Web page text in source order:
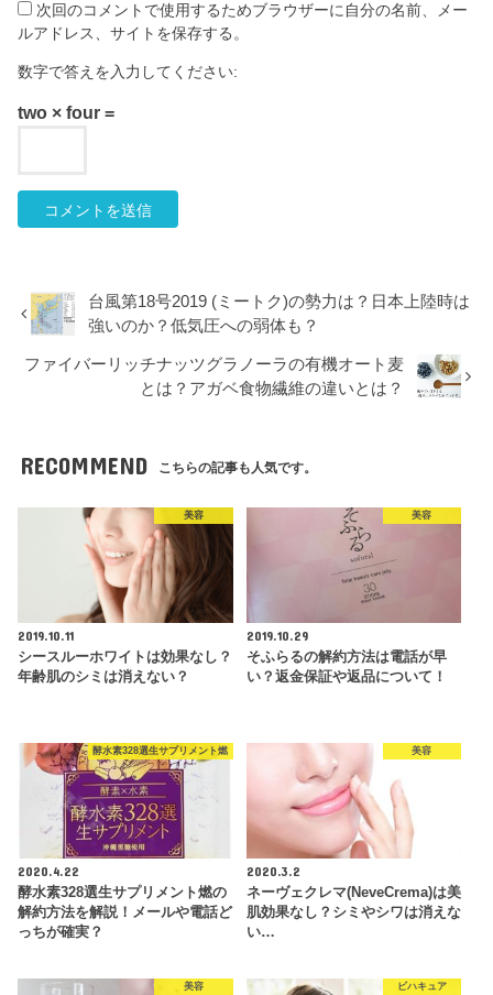
次回のコメントで使用するためブラウザーに自分の名前、メー
ルアドレス、サイトを保存する。
数字で答えを入力してください:
two × four =
台風第18号2019 (ミートク)の勢力は？日本上陸時は
強いのか？低気圧への弱体も？
ファイバーリッチナッツグラノーラの有機オート麦
とは？アガベ食物繊維の違いとは？
RECOMMEND こちらの記事も人気です。
美容
2019.10.11
シースルーホワイトは効果なし？
年齢肌のシミは消えない？
美容
2019.10.29
そふらるの解約方法は電話が早
い？返金保証や返品について！
酵水素328選生サプリメント燃
2020.4.22
酵水素328選生サプリメント燃の
解約方法を解説！メールや電話ど
っちが確実？
美容
2020.3.2
ネーヴェクレマ(NeveCrema)は美
肌効果なし？シミやシワは消えな
い…
美容 ビハキュア